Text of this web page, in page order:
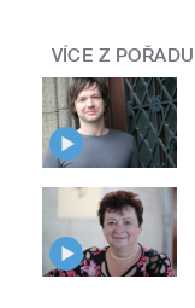
VÍCE Z POŘADU